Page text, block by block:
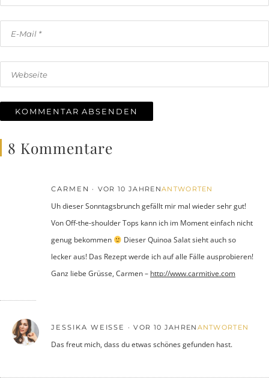
8 Kommentare
CARMEN VOR 10 JAHRENANTWORTEN
Uh dieser Sonntagsbrunch gefällt mir mal wieder sehr gut!
Von Off-the-shoulder Tops kann ich im Moment einfach nicht
genug bekommen
Dieser Quinoa Salat sieht auch so
lecker aus! Das Rezept werde ich auf alle Fälle ausprobieren!
Ganz liebe Grüsse, Carmen – http://www.carmitive.com
JESSIKA WEISSE VOR 10 JAHREN ANTWORTEN
Das freut mich, dass du etwas schönes gefunden hast.